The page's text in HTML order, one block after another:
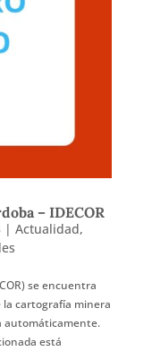
– IDECOR
| Actualidad,
se encuentra
cartografía minera
automáticamente.
está